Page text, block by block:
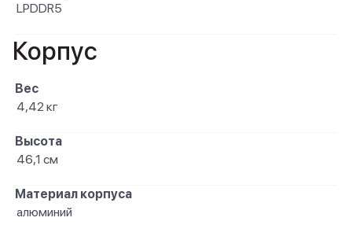
LPDDR5
Корпус
Вес
4,42 кг
Высота
46,1 см
Материал корпуса
алюминий